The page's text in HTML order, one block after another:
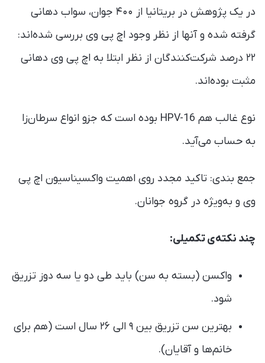
در یک پژوهش در بریتانیا از ۴۰۰ جوان، سواب دهانی
گرفته شده و آنها از نظر وجود اچ پی وی بررسی شده‌اند:
۲۲ درصد شرکت‌کنندگان از نظر ابتلا به اچ پی وی دهانی
مثبت بوده‌اند.
نوع غالب هم HPV-16 بوده است که جزو انواع سرطان‌زا
به حساب می‌آید.
جمع بندی: تاکید مجدد روی اهمیت واکسیناسیون اچ پی
وی و به‌ویژه در گروه جوانان.
چند نکته‌ی تکمیلی:
واکسن (بسته به سن) باید طی دو یا سه دوز تزریق
شود.
بهترین سن تزریق بین ۹ الی ۲۶ سال است (هم برای
خانم‌ها و آقایان).